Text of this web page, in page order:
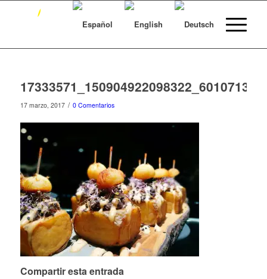
17 marzo, 2017 / 0 Comentarios
Compartir esta entrada